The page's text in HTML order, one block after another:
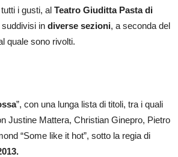
i gusti, al Teatro Giuditta Pasta di
in diverse sezioni, a seconda del
quale sono rivolti.
”, con una lunga lista di titoli, tra i quali
Justine Mattera, Christian Ginepro, Pietro
“Some like it hot”, sotto la regia di